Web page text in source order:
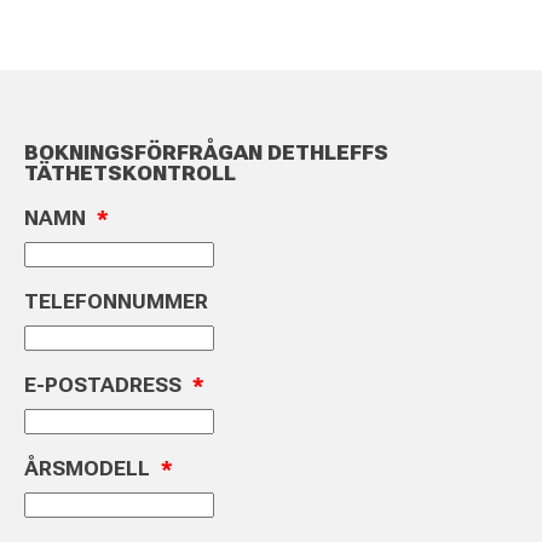
BOKNINGSFÖRFRÅGAN DETHLEFFS
TÄTHETSKONTROLL
NAMN *
TELEFONNUMMER
E-POSTADRESS *
ÅRSMODELL *